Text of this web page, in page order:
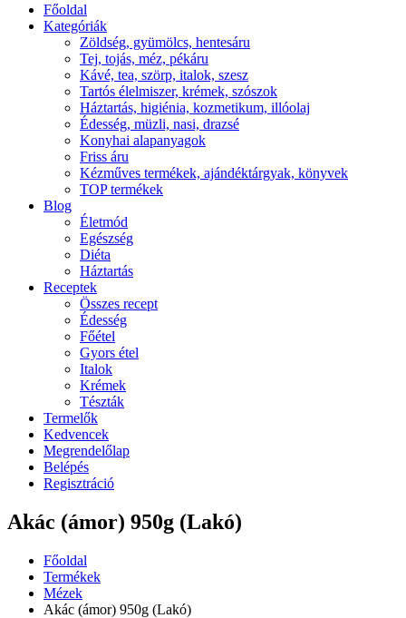
Főoldal
Kategóriák
Zöldség, gyümölcs, hentesáru
Tej, tojás, méz, pékáru
Kávé, tea, szörp, italok, szesz
Tartós élelmiszer, krémek, szószok
Háztartás, higiénia, kozmetikum, illóolaj
Édesség, müzli, nasi, drazsé
Konyhai alapanyagok
Friss áru
Kézműves termékek, ajándéktárgyak, könyvek
TOP termékek
Blog
Életmód
Egészség
Diéta
Háztartás
Receptek
Összes recept
Édesség
Főétel
Gyors étel
Italok
Krémek
Tészták
Termelők
Kedvencek
Megrendelőlap
Belépés
Regisztráció
Akác (ámor) 950g (Lakó)
Főoldal
Termékek
Mézek
Akác (ámor) 950g (Lakó)